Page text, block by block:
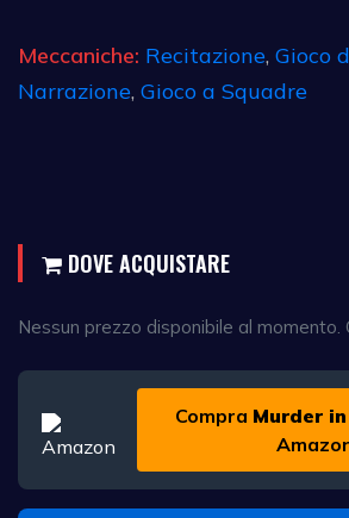
Meccaniche: Recitazione, Gioco
Narrazione, Gioco a Squadre
DOVE ACQUISTARE
Nessun prezzo disponibile al momento.
Compra Murder